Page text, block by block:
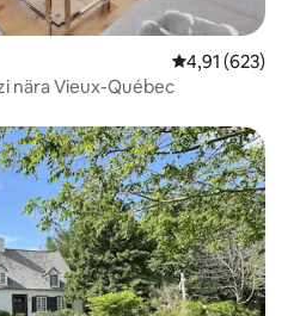
4,91 av 5 i
4,91 (623)
nära Vieux-Québec